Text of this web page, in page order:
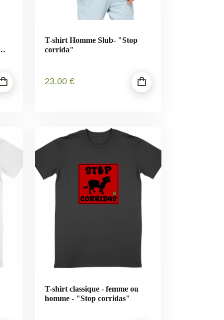
T-shirt Homme Slub- "Stop
corrida"
23.00 €
T-shirt classique - femme ou
homme - "Stop corridas"